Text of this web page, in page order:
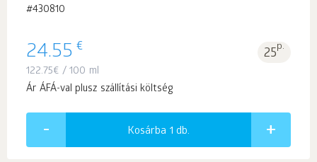
#430810
24.55 € 25p.
122.75€ / 100 ml
Ár ÁFÁ-val plusz szállítási költség
Kosárba 1 db.